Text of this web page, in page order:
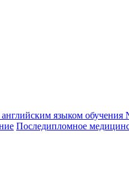
английским языком обучения
Последипломное